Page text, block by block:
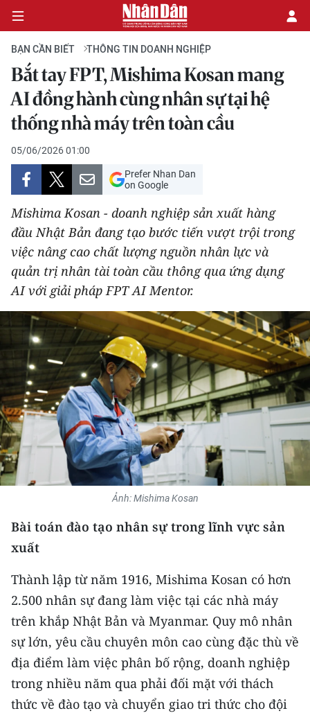
CHÍNH TRỊ
KINH TẾ
VĂN HÓA
XÃ HỘI
PHÁP LUẬT
DU LỊCH
THẾ GIỚI
THỂ THAO
GIÁO DỤC
Y TẾ
KHOA HỌC - CÔNG NGHỆ
MÔI TRƯỜNG
KIỂM CHỨNG THÔNG TIN
54 DÂN TỘC VIỆT NAM
CHƯƠNG TRÌNH OCOP - MỖI XÃ
MỘT SẢN PHẨM
RADIO
BẠN CẦN BIẾT THÔNG TIN DOANH NGHIỆP
Bắt tay FPT, Mishima Kosan mang
AI đồng hành cùng nhân sự tại hệ
thống nhà máy trên toàn cầu
05/06/2026 01:00
Prefer Nhan Dan
on Google
Mishima Kosan - doanh nghiệp sản xuất hàng
đầu Nhật Bản đang tạo bước tiến vượt trội trong
việc nâng cao chất lượng nguồn nhân lực và
quản trị nhân tài toàn cầu thông qua ứng dụng
AI với giải pháp FPT AI Mentor.
Ảnh: Mishima Kosan
Bài toán đào tạo nhân sự trong lĩnh vực sản
xuất
Thành lập từ năm 1916, Mishima Kosan có hơn
2.500 nhân sự đang làm việc tại các nhà máy
trên khắp Nhật Bản và Myanmar. Quy mô nhân
sự lớn, yêu cầu chuyên môn cao cùng đặc thù về
địa điểm làm việc phân bố rộng, doanh nghiệp
trong nhiều năm qua phải đối mặt với thách
thức về đào tạo và chuyển giao tri thức cho đội